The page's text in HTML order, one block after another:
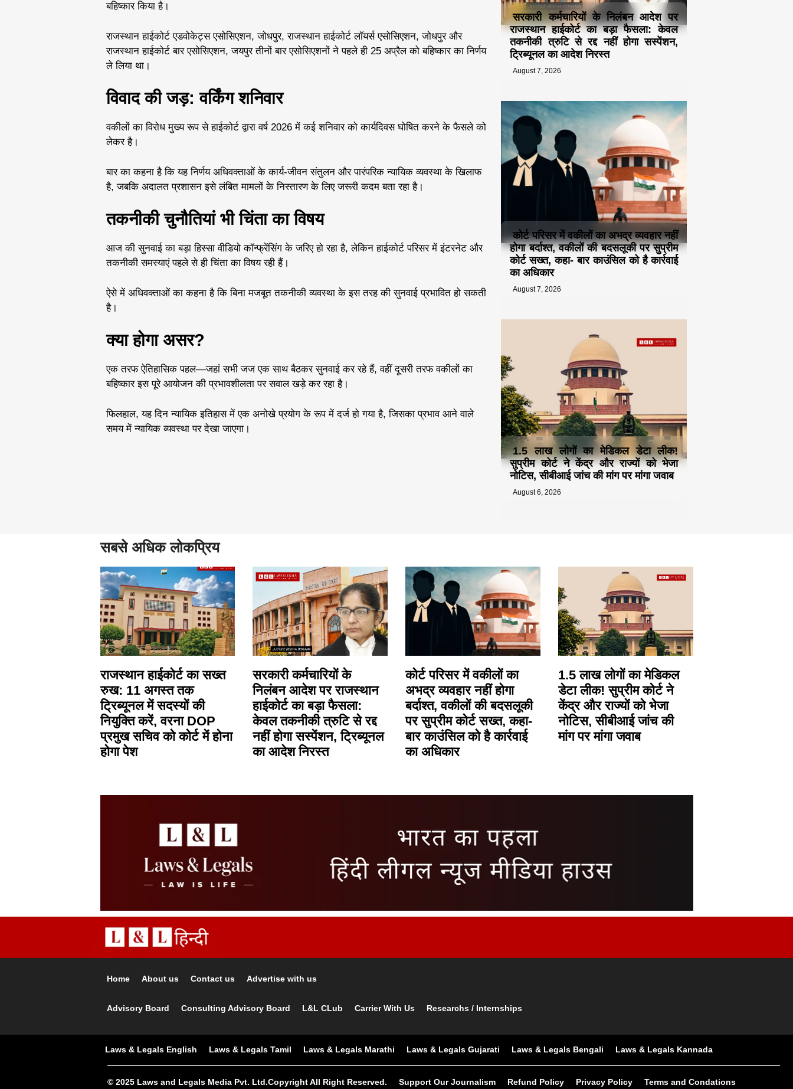
सरकारी कर्मचारियों के निलंबन आदेश पर
राजस्थान हाईकोर्ट का बड़ा फैसला: केवल
तकनीकी त्रुटि से रद्द नहीं होगा सस्पेंशन,
ट्रिब्यूनल का आदेश निरस्त
August 7, 2026
कोर्ट परिसर में वकीलों का अभद्र व्यवहार नहीं
होगा बर्दाश्त, वकीलों की बदसलूकी पर सुप्रीम
कोर्ट सख्त, कहा- बार काउंसिल को है कार्रवाई
का अधिकार
August 7, 2026
1.5 लाख लोगों का मेडिकल डेटा लीक!
सुप्रीम कोर्ट ने केंद्र और राज्यों को भेजा
नोटिस, सीबीआई जांच की मांग पर मांगा जवाब
August 6, 2026
बहिष्कार किया है।
राजस्थान हाईकोर्ट एडवोकेट्स एसोसिएशन, जोधपुर, राजस्थान हाईकोर्ट लॉयर्स एसोसिएशन, जोधपुर और
राजस्थान हाईकोर्ट बार एसोसिएशन, जयपुर तीनों बार एसोसिएशनों ने पहले ही 25 अप्रैल को बहिष्कार का निर्णय
ले लिया था।
विवाद की जड़: वर्किंग शनिवार
वकीलों का विरोध मुख्य रूप से हाईकोर्ट द्वारा वर्ष 2026 में कई शनिवार को कार्यदिवस घोषित करने के फैसले को
लेकर है।
बार का कहना है कि यह निर्णय अधिवक्ताओं के कार्य-जीवन संतुलन और पारंपरिक न्यायिक व्यवस्था के खिलाफ
है, जबकि अदालत प्रशासन इसे लंबित मामलों के निस्तारण के लिए जरूरी कदम बता रहा है।
तकनीकी चुनौतियां भी चिंता का विषय
आज की सुनवाई का बड़ा हिस्सा वीडियो कॉन्फ्रेंसिंग के जरिए हो रहा है, लेकिन हाईकोर्ट परिसर में इंटरनेट और
तकनीकी समस्याएं पहले से ही चिंता का विषय रही हैं।
ऐसे में अधिवक्ताओं का कहना है कि बिना मजबूत तकनीकी व्यवस्था के इस तरह की सुनवाई प्रभावित हो सकती
है।
क्या होगा असर?
एक तरफ ऐतिहासिक पहल—जहां सभी जज एक साथ बैठकर सुनवाई कर रहे हैं, वहीं दूसरी तरफ वकीलों का
बहिष्कार इस पूरे आयोजन की प्रभावशीलता पर सवाल खड़े कर रहा है।
फिलहाल, यह दिन न्यायिक इतिहास में एक अनोखे प्रयोग के रूप में दर्ज हो गया है, जिसका प्रभाव आने वाले
समय में न्यायिक व्यवस्था पर देखा जाएगा।
सबसे अधिक लोकप्रिय
राजस्थान हाईकोर्ट का सख्त
रुख: 11 अगस्त तक
ट्रिब्यूनल में सदस्यों की
नियुक्ति करें, वरना DOP
प्रमुख सचिव को कोर्ट में होना
होगा पेश
सरकारी कर्मचारियों के
निलंबन आदेश पर राजस्थान
हाईकोर्ट का बड़ा फैसला:
केवल तकनीकी त्रुटि से रद्द
नहीं होगा सस्पेंशन, ट्रिब्यूनल
का आदेश निरस्त
कोर्ट परिसर में वकीलों का
अभद्र व्यवहार नहीं होगा
बर्दाश्त, वकीलों की बदसलूकी
पर सुप्रीम कोर्ट सख्त, कहा-
बार काउंसिल को है कार्रवाई
का अधिकार
1.5 लाख लोगों का मेडिकल
डेटा लीक! सुप्रीम कोर्ट ने
केंद्र और राज्यों को भेजा
नोटिस, सीबीआई जांच की
मांग पर मांगा जवाब
Home About us Contact us Advertise with us
Advisory Board Consulting Advisory Board L&L CLub Carrier With Us Researchs / Internships
Laws & Legals English Laws & Legals Tamil Laws & Legals Marathi Laws & Legals Gujarati Laws & Legals Bengali Laws & Legals Kannada
© 2025 Laws and Legals Media Pvt. Ltd.Copyright All Right Reserved. Support Our Journalism Refund Policy Privacy Policy Terms and Condations